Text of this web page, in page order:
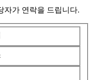
자가 연락을 드립니다.